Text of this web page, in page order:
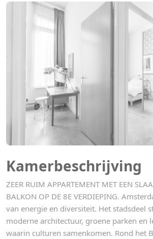
Kamerbeschrijving
ZEER RUIM APPARTEMENT MET EEN
BALKON OP DE 8E VERDIEPING.
van energie en diversiteit. Het stadsdeel
moderne architectuur, groene parken en
waarin culturen samenkomen. Rond het